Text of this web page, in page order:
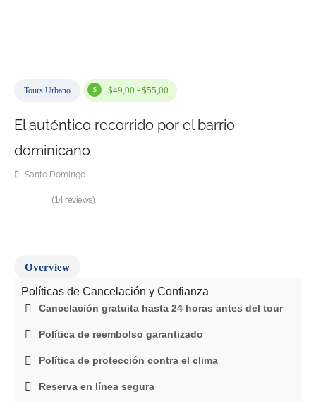
Tours Urbano $49,00 - $55,00
El auténtico recorrido por el barrio
dominicano
Santo Domingo
(14 reviews)
Overview
Políticas de Cancelación y Confianza
Cancelación gratuita hasta 24 horas antes del tour
Política de reembolso garantizado
Política de protección contra el clima
Reserva en línea segura